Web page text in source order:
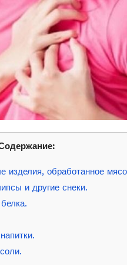
изделия, обработанное
и другие снеки.